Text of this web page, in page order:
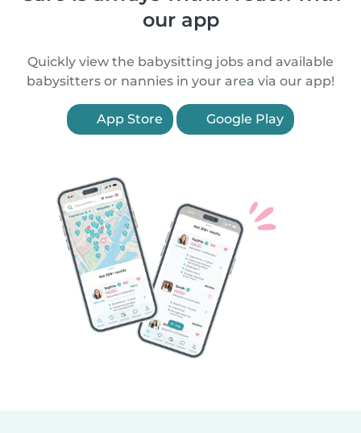
our app
Quickly view the babysitting jobs and available
babysitters or nannies in your area via our app!
App Store Google Play